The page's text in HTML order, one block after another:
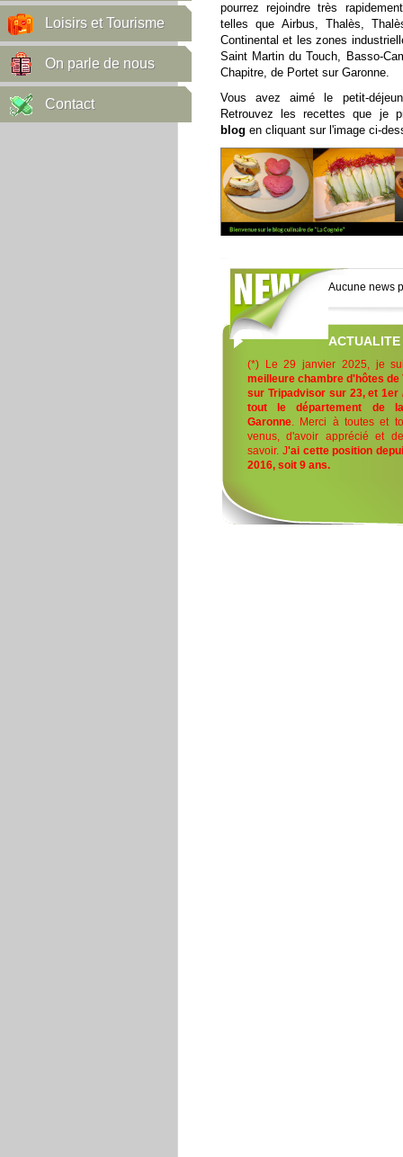
Loisirs et Tourisme
On parle de nous
Contact
pourrez rejoindre très
telles que Airbus, Thalès,
Continental et les zones
Saint Martin du Touch, Basso-
Chapitre, de Portet sur Garonne.
Vous avez aimé le petit-
Retrouvez les recettes que je
blog en cliquant sur l'image ci-
Aucune news
ACTUALITE
(*) Le 29 janvier 2025, je
meilleure chambre d'hôtes de
sur Tripadvisor sur 23, et 1er
tout le département de
Garonne. Merci à toutes et
venus, d'avoir apprécié et
savoir. J'ai cette position
2016, soit 9 ans.